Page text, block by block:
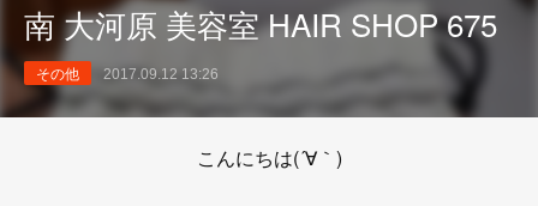
南 大河原 美容室 HAIR SHOP 675
その他 2017.09.12 13:26
こんにちは(´∀｀)